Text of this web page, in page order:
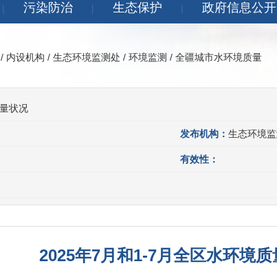
| 污染防治 | 生态保护 | 政府信息公开
/ 内设机构 / 生态环境监测处 / 环境监测 / 全疆城市水环境质量
状况
发布机构： 生态环境
有效性：
2025年7月和1-7月全区水环境质